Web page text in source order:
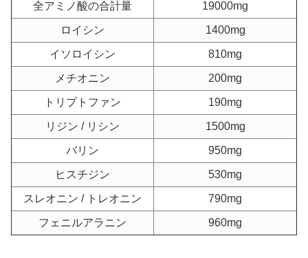
全アミノ酸の合計量 19000mg
ロイシン 1400mg
イソロイシン 810mg
メチオニン 200mg
トリプトファン 190mg
リジン / リシン 1500mg
バリン 950mg
ヒスチジン 530mg
スレオニン / トレオニン 790mg
フェニルアラニン 960mg